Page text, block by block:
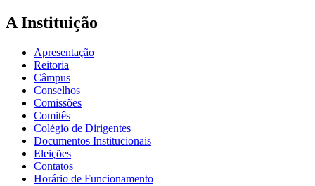
A Instituição
Apresentação
Reitoria
Câmpus
Conselhos
Comissões
Comitês
Colégio de Dirigentes
Documentos Institucionais
Eleições
Contatos
Horário de Funcionamento